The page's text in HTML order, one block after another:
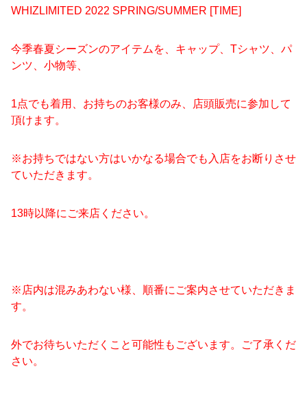
WHIZLIMITED 2022 SPRING/SUMMER [TIME]
今季春夏シーズンのアイテムを、キャップ、Tシャツ、パ
ンツ、小物等、
1点でも着用、お持ちのお客様のみ、店頭販売に参加して
頂けます。
※お持ちではない方はいかなる場合でも入店をお断りさせ
ていただきます。
13時以降にご来店ください。
※店内は混みあわない様、順番にご案内させていただきま
す。
外でお待ちいただくこと可能性もございます。ご了承くだ
さい。